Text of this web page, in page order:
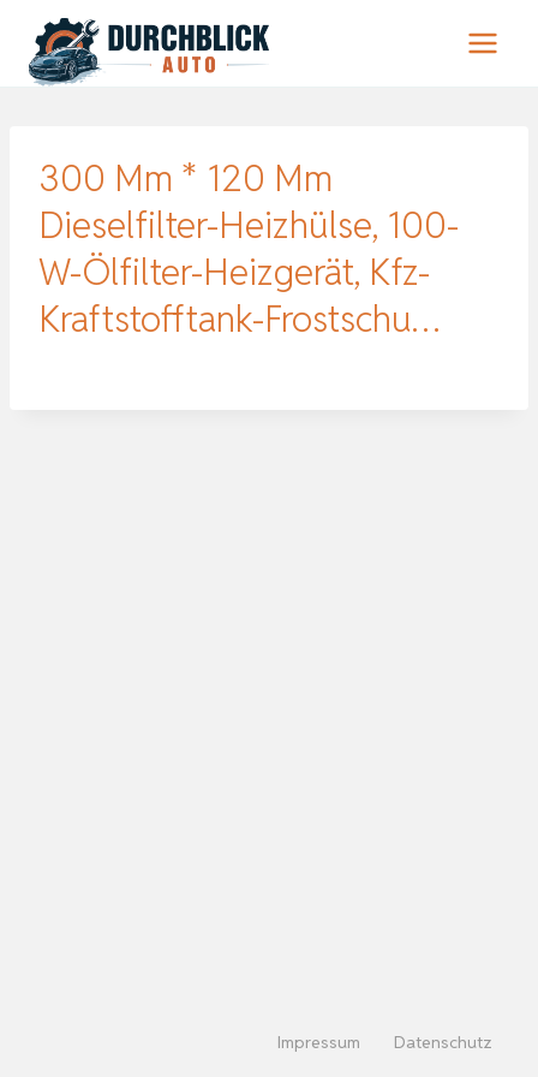
Inhalt
springen
300 Mm * 120 Mm
Dieselfilter-Heizhülse, 100-
W-Ölfilter-Heizgerät, Kfz-
Kraftstofftank-Frostschu…
Impressum Datenschutz